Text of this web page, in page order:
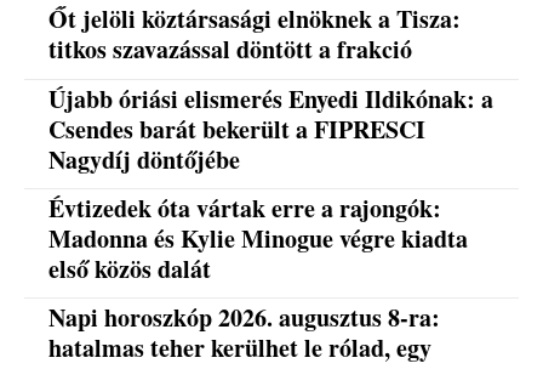
Őt jelöli köztársasági elnöknek a Tisza:
titkos szavazással döntött a frakció
Újabb óriási elismerés Enyedi Ildikónak: a
Csendes barát bekerült a FIPRESCI
Nagydíj döntőjébe
Évtizedek óta vártak erre a rajongók:
Madonna és Kylie Minogue végre kiadta
első közös dalát
Napi horoszkóp 2026. augusztus 8-ra:
hatalmas teher kerülhet le rólad, egy